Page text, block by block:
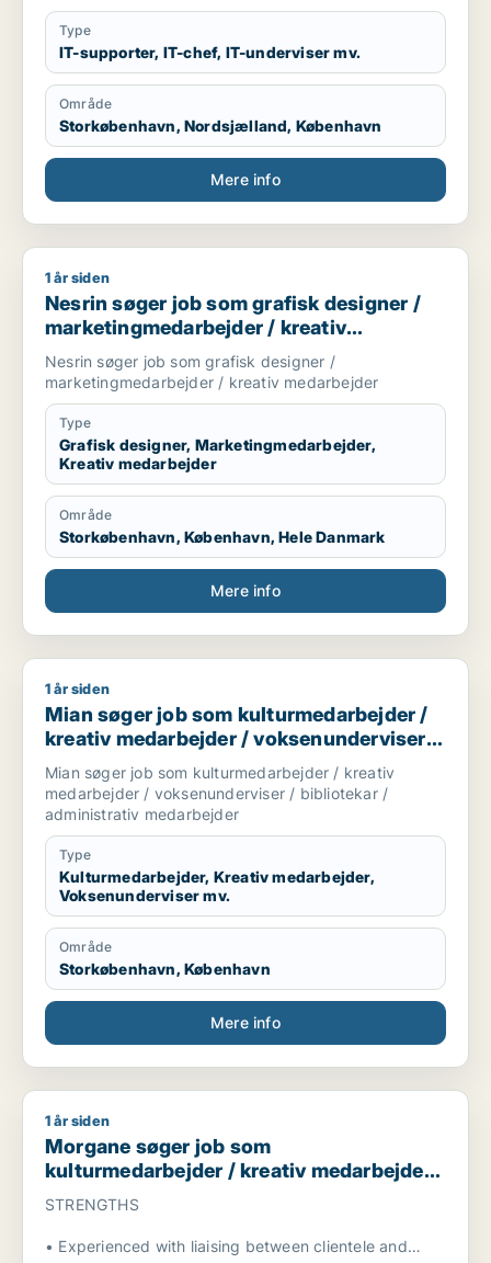
Type
IT-supporter, IT-chef, IT-underviser mv.
Område
Storkøbenhavn, Nordsjælland, København
Mere info
Nesrin søger job som grafisk designer /
1 år siden
Nesrin søger job som grafisk designer /
marketingmedarbejder / kreativ
medarbejder
Nesrin søger job som grafisk designer /
marketingmedarbejder / kreativ medarbejder
Type
Grafisk designer, Marketingmedarbejder,
Kreativ medarbejder
Område
Storkøbenhavn, København, Hele Danmark
Mere info
Mian søger job som kulturmedarbejder / kreativ
1 år siden
Mian søger job som kulturmedarbejder /
kreativ medarbejder / voksenunderviser /
bibliotekar / administrativ medarbejder
Mian søger job som kulturmedarbejder / kreativ
medarbejder / voksenunderviser / bibliotekar /
administrativ medarbejder
Type
Kulturmedarbejder, Kreativ medarbejder,
Voksenunderviser mv.
Område
Storkøbenhavn, København
Mere info
Morgane søger job som kulturmedarbejder / kreativ
1 år siden
Morgane søger job som
kulturmedarbejder / kreativ medarbejder /
pædagogmedhjælper / projektleder /
driftsleder
STRENGTHS
• Experienced with liaising between clientele and